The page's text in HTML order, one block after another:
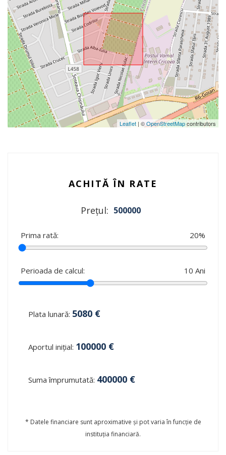
Leaflet | ©OpenStreetMapcontributors
ACHITĂ ÎN RATE
Prețul: 500000
Prima rată: 20%
Perioada de calcul: 10 Ani
Plata lunară: 5080 €
Aportul inițial: 100000 €
Suma împrumutată: 400000 €
* Datele financiare sunt aproximative și pot varia în funcție de
instituția financiară.